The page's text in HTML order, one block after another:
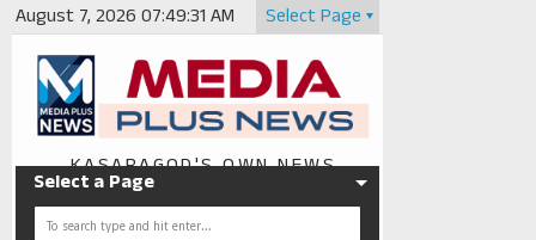
August 7, 2026 07:49:31 AM Select Page
KASARAGOD'S OWN NEWS
Select a Page